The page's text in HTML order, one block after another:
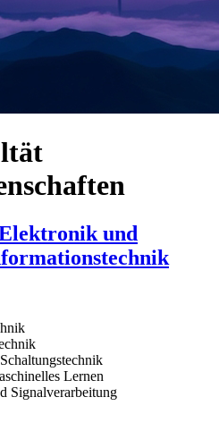
und
Lernen
Signalverarbeitung